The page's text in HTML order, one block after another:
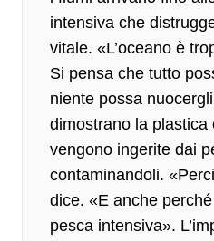
intensiva che
vitale. «L’oceano è
Si pensa che tutto
niente possa
dimostrano la
vengono ingerite dai
contaminandoli.
dice. «E anche
pesca intensiva».